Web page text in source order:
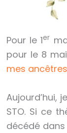
Pour le 1er
pour le 8
mes ancêtres
Aujourd’hui,
STO. Si ce
décédé